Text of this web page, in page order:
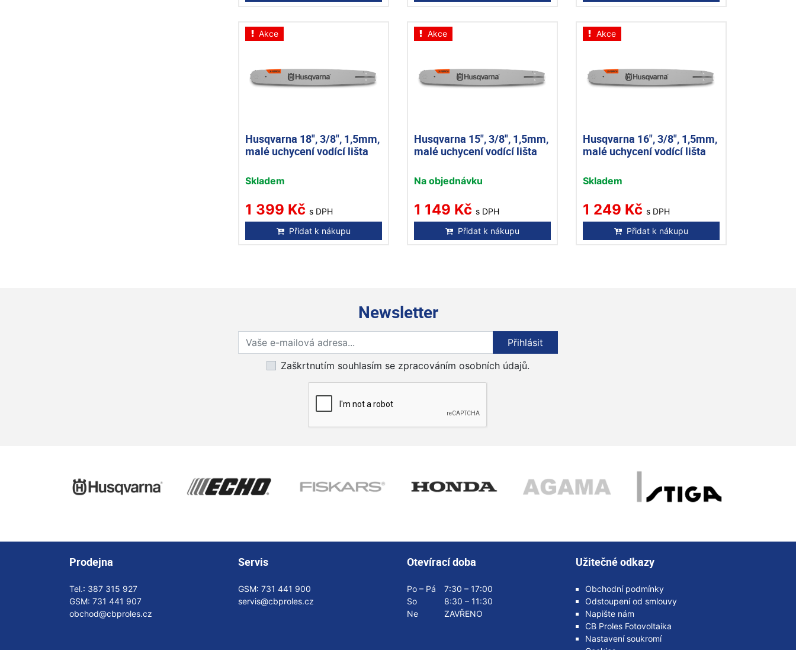
Akce
Husqvarna 18", 3/8", 1,5mm,
malé uchycení vodící lišta
Skladem
1 399 Kč s DPH
Přidat k nákupu
Akce
Husqvarna 15", 3/8", 1,5mm,
malé uchycení vodící lišta
Na objednávku
1 149 Kč s DPH
Přidat k nákupu
Akce
Husqvarna 16", 3/8", 1,5mm,
malé uchycení vodící lišta
Skladem
1 249 Kč s DPH
Přidat k nákupu
Newsletter
Přihlaste se k odběru novinek
Přihlásit
Zaškrtnutím souhlasím se zpracováním osobních údajů.
Prodejna
Tel.: 387 315 927
GSM: 731 441 907
obchod@cbproles.cz
Servis
GSM: 731 441 900
servis@cbproles.cz
Otevírací doba
Po – Pá
7:30 – 17:00
So
8:30 – 11:30
Ne
ZAVŘENO
Užitečné odkazy
Obchodní podmínky
Odstoupení od smlouvy
Napište nám
CB Proles Fotovoltaika
Nastavení soukromí